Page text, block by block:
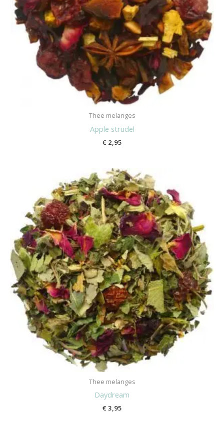
Thee melanges
Apple strudel
€ 2,95
Thee melanges
Daydream
€ 3,95